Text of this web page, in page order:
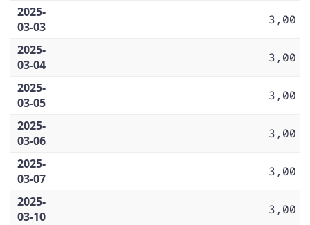
2025-
03-03
3,00
2025-
03-04
3,00
2025-
03-05
3,00
2025-
03-06
3,00
2025-
03-07
3,00
2025-
03-10
3,00